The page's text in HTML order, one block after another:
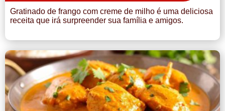
Gratinado de frango com creme de milho é uma deliciosa
receita que irá surpreender sua família e amigos.